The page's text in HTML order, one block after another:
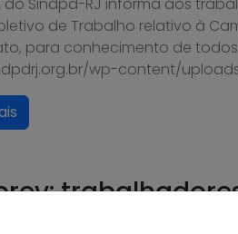
de Trabalho relativo à
para conhecimento de
wp-content/